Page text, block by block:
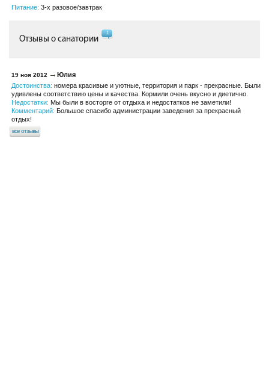
Питание: 3-х разовое/завтрак
Отзывы о санатории
1
19 ноя 2012
Юлия
Достоинства: номера красивые и уютные, территория и парк - прекрасные. Были
удивлены соответствию цены и качества. Кормили очень вкусно и диетично.
Недостатки: Мы были в восторге от отдыха и недостатков не заметили!
Комментарий: Большое спасибо администрации заведения за прекрасный
отдых!
все отзывы